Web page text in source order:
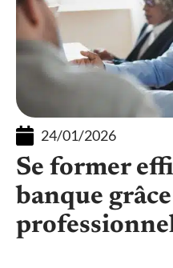
24/01/2026
Se former
banque